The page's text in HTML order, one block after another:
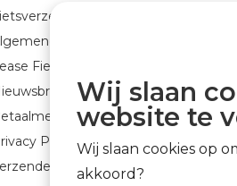
voorwaarden
Fiets
GEJO Cycleworld
Policy
& retourneren
Wij slaan
website te
Wij slaan cookies op
akkoord?